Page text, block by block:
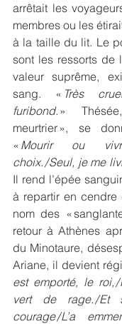
arrêtait les
membres ou les
à la taille du lit. Le
sont les ressorts de
valeur suprême,
sang. « Très
furibond. »
meurtrier », se
« Mourir ou vivre
choix. / Seul, je me
Il rend l’épée
à repartir en cendre
nom des «
retour à Athènes
du Minotaure,
Ariane, il devient
est emporté, le roi,
vert de rage. / Et
courage / L’a